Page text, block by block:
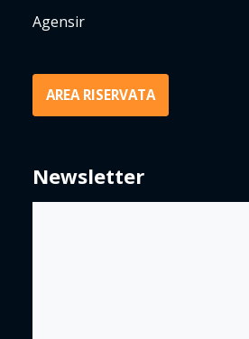
Agensir
AREA RISERVATA
Newsletter